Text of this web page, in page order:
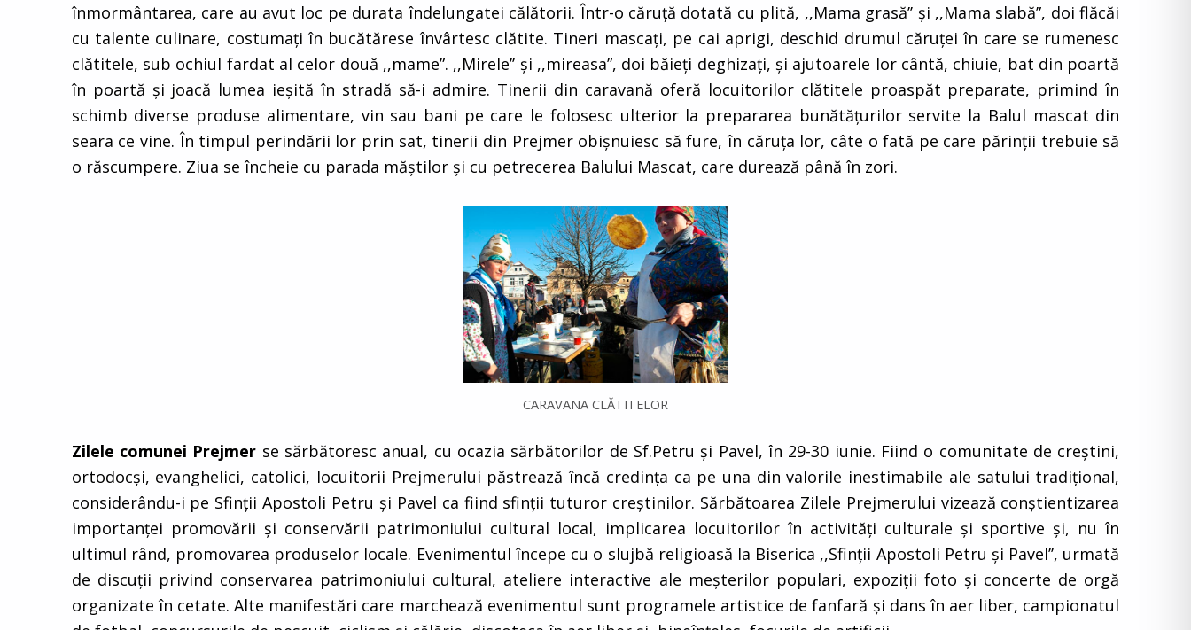
înmormântarea, care au avut loc pe durata îndelungatei călătorii. Într-o căruță dotată cu plită, ,,Mama grasă’’ și ,,Mama slabă”, doi flăcăi
cu talente culinare, costumați în bucătărese învârtesc clătite. Tineri mascați, pe cai aprigi, deschid drumul căruței în care se rumenesc
clătitele, sub ochiul fardat al celor două ,,mame”. ,,Mirele’’ și ,,mireasa”, doi băieți deghizați, și ajutoarele lor cântă, chiuie, bat din poartă
în poartă și joacă lumea ieșită în stradă să-i admire. Tinerii din caravană oferă locuitorilor clătitele proaspăt preparate, primind în
schimb diverse produse alimentare, vin sau bani pe care le folosesc ulterior la prepararea bunătăţurilor servite la Balul mascat din
seara ce vine. În timpul perindării lor prin sat, tinerii din Prejmer obişnuiesc să fure, în căruţa lor, câte o fată pe care părinţii trebuie să
o răscumpere. Ziua se încheie cu parada măştilor şi cu petrecerea Balului Mascat, care durează până în zori.
CARAVANA CLĂTITELOR
Zilele comunei Prejmer se sărbătoresc anual, cu ocazia sărbătorilor de Sf.Petru şi Pavel, în 29-30 iunie. Fiind o comunitate de creştini,
ortodocşi, evanghelici, catolici, locuitorii Prejmerului păstrează încă credinţa ca pe una din valorile inestimabile ale satului tradiţional,
considerându-i pe Sfinţii Apostoli Petru şi Pavel ca fiind sfinţii tuturor creştinilor. Sărbătoarea Zilele Prejmerului vizează conştientizarea
importanţei promovării şi conservării patrimoniului cultural local, implicarea locuitorilor în activităţi culturale şi sportive şi, nu în
ultimul rând, promovarea produselor locale. Evenimentul începe cu o slujbă religioasă la Biserica ,,Sfinţii Apostoli Petru şi Pavel’’, urmată
de discuţii privind conservarea patrimoniului cultural, ateliere interactive ale meşterilor populari, expoziţii foto şi concerte de orgă
organizate în cetate. Alte manifestări care marchează evenimentul sunt programele artistice de fanfară şi dans în aer liber, campionatul